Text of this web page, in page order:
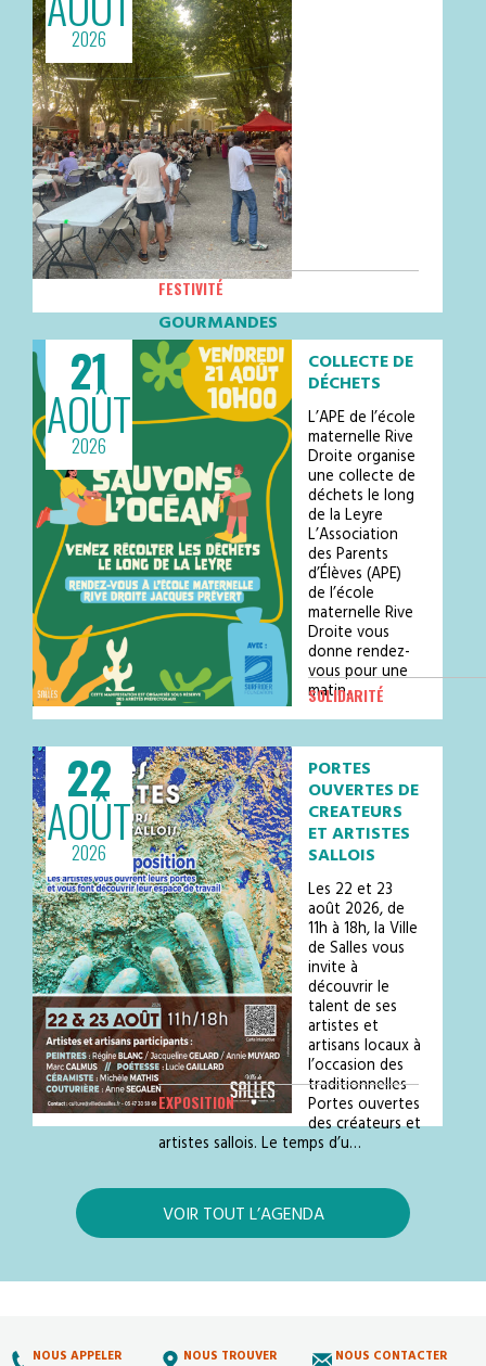
2026
GOURMANDES
Les Estivales Gourmandes – Vendredi
14 août ! Place du Champ de
Foire Dès 19hVenez profiter d’une
belle soirée estivale dans une
ambiance chaleureuse et conviviale
avec de nombreux food trucks, de la
restauration sur place et u…
FESTIVITÉ
21
AOÛT
2026
COLLECTE DE
DÉCHETS
L’APE de l’école
maternelle Rive
Droite organise
une collecte de
déchets le long
de la Leyre
L’Association
des Parents
d’Élèves (APE)
de l’école
maternelle Rive
Droite vous
donne rendez-
vous pour une
matin…
SOLIDARITÉ
22
AOÛT
2026
PORTES
OUVERTES DE
CREATEURS
ET ARTISTES
SALLOIS
Les 22 et 23
août 2026, de
11h à 18h, la Ville
de Salles vous
invite à
découvrir le
talent de ses
artistes et
artisans locaux à
l’occasion des
traditionnelles
Portes ouvertes
des créateurs et
artistes sallois. Le temps d’u…
EXPOSITION
VOIR TOUT L’AGENDA
NOUS APPELER NOUS TROUVER NOUS CONTACTER